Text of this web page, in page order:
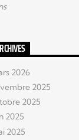
2026
2025
2025
2025
2025